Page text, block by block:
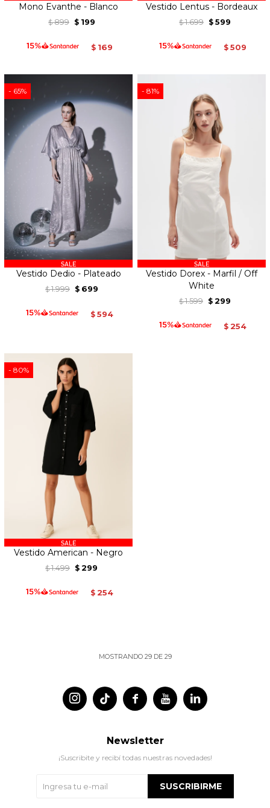
Mono Evanthe - Blanco
$ 899 $ 199
$ 169
Vestido Lentus - Bordeaux
$ 1.699 $ 599
$ 509
65
Vestido Dedio - Plateado
$ 1.999 $ 699
$ 594
81
Vestido Dorex - Marfil / Off
White
$ 1.599 $ 299
$ 254
80
Vestido American - Negro
$ 1.499 $ 299
$ 254
MOSTRANDO 29DE 29
 
 
Newsletter
¡Suscribite y recibí todas nuestras novedades!
SUSCRIBIRME